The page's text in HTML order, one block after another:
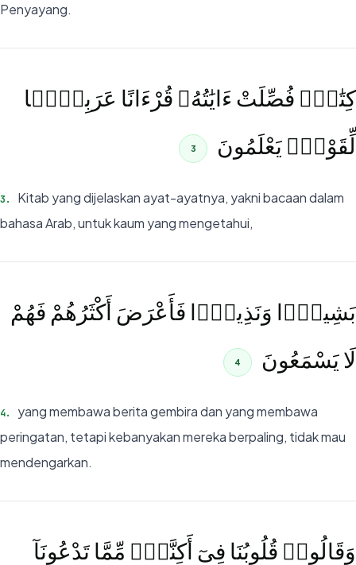
Penyayang.
كِتَٰبٌۭ فُصِّلَتْ ءَايَٰتُهُۥ قُرْءَانًا عَرَبِيًّۭا
لِّقَوْمٍۢ يَعْلَمُونَ
3
3.
Kitab yang dijelaskan ayat-ayatnya, yakni bacaan dalam
bahasa Arab, untuk kaum yang mengetahui,
بَشِيرًۭا وَنَذِيرًۭا فَأَعْرَضَ أَكْثَرُهُمْ فَهُمْ
لَا يَسْمَعُونَ
4
4.
yang membawa berita gembira dan yang membawa
peringatan, tetapi kebanyakan mereka berpaling, tidak mau
mendengarkan.
وَقَالُوا۟ قُلُوبُنَا فِىٓ أَكِنَّةٍۢ مِّمَّا تَدْعُونَآ